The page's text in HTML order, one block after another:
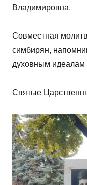
Владимировна.
Совместная
симбирян,
духовным идеалам
Святые